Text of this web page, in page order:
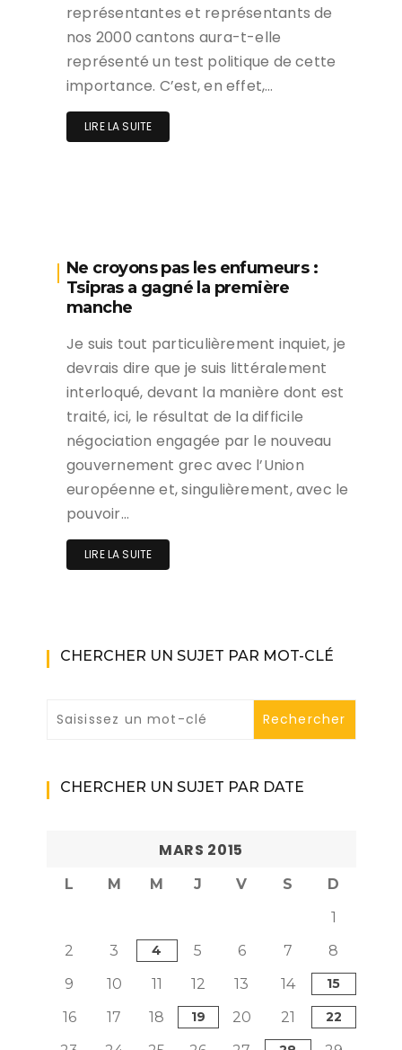
représentantes et représentants de
nos 2000 cantons aura-t-elle
représenté un test politique de cette
importance. C’est, en effet,…
LIRE LA SUITE
Ne croyons pas les enfumeurs :
Tsipras a gagné la première
manche
Je suis tout particulièrement inquiet, je
devrais dire que je suis littéralement
interloqué, devant la manière dont est
traité, ici, le résultat de la difficile
négociation engagée par le nouveau
gouvernement grec avec l’Union
européenne et, singulièrement, avec le
pouvoir…
LIRE LA SUITE
CHERCHER UN SUJET PAR MOT-CLÉ
CHERCHER UN SUJET PAR DATE
MARS 2015
L M M J V S
D
1
2
3 4 5 6 7
8
9
10 11 12 13 14 15
16 17 18 19 20 21 22